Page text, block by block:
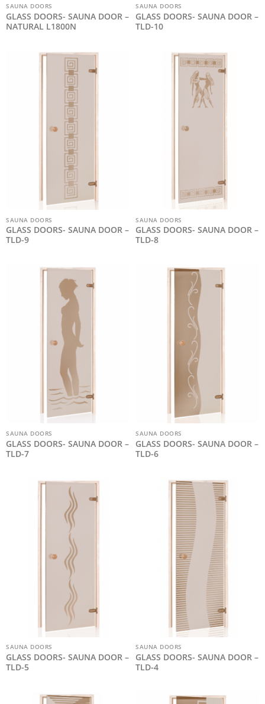
SAUNA DOORS
GLASS DOORS- SAUNA DOOR –
NATURAL L1800N
SAUNA DOORS
GLASS DOORS- SAUNA DOOR –
TLD-10
SAUNA DOORS
GLASS DOORS- SAUNA DOOR –
TLD-9
SAUNA DOORS
GLASS DOORS- SAUNA DOOR –
TLD-8
SAUNA DOORS
GLASS DOORS- SAUNA DOOR –
TLD-7
SAUNA DOORS
GLASS DOORS- SAUNA DOOR –
TLD-6
SAUNA DOORS
GLASS DOORS- SAUNA DOOR –
TLD-5
SAUNA DOORS
GLASS DOORS- SAUNA DOOR –
TLD-4